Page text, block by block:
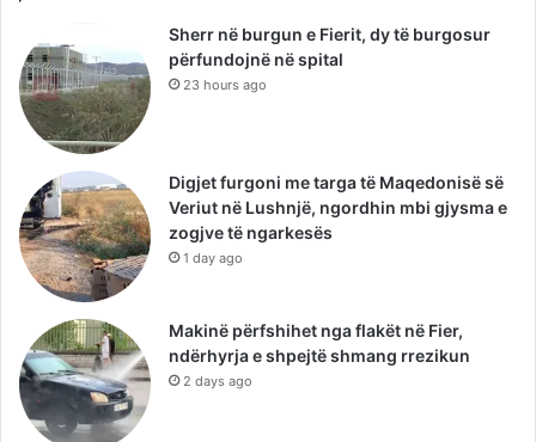
Sherr në burgun e Fierit, dy të burgosur
përfundojnë në spital
23 hours ago
Digjet furgoni me targa të Maqedonisë së
Veriut në Lushnjë, ngordhin mbi gjysma e
zogjve të ngarkesës
1 day ago
Makinë përfshihet nga flakët në Fier,
ndërhyrja e shpejtë shmang rrezikun
2 days ago